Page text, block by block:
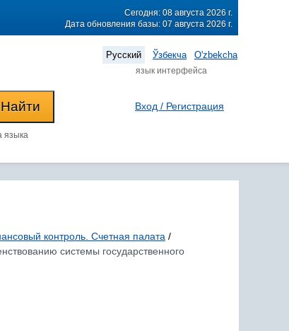
Сегодня: 08 августа 2026 г.
Дата обновления базы: 07 августа 2026 г.
Русский Ўзбекча O'zbekcha
язык интерфейса
языка
Вход / Регистрация
контроль. Счетная палата /
системы государственного